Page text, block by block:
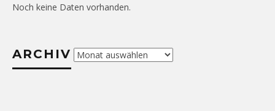
Noch keine Daten vorhanden.
ARCHIV Archiv